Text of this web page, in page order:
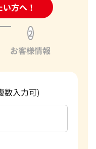
方へ！
せフォーム
2
お客様情報
数入力可)